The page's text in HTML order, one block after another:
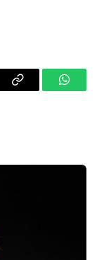
Copy